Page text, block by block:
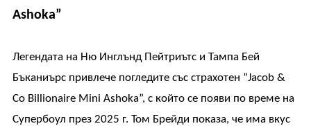
Ashoka”
Легендата на Ню Инглънд Пейтриътс и Тампа Бей
Бъканиърс привлече погледите със страхотен ”Jacob &
Co Billionaire Mini Ashoka”, с който се появи по време на
Супербоул през 2025 г. Том Брейди показа, че има вкус